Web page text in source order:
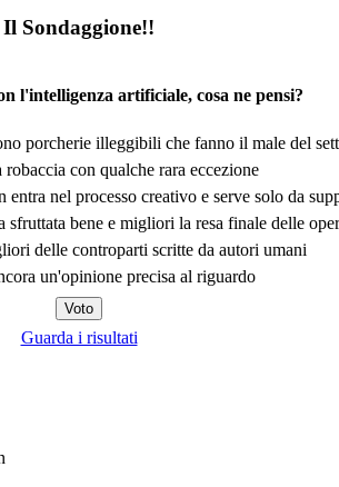
Il Sondaggione!!
l'intelligenza artificiale, cosa ne pensi?
porcherie illeggibili che fanno il male del
robaccia con qualche rara eccezione
nel processo creativo e serve solo da
sfruttata bene e migliori la resa finale delle
delle controparti scritte da autori umani
un'opinione precisa al riguardo
Guarda i risultati